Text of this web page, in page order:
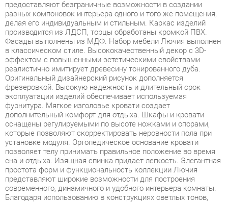
в классическом стиле. Высококачественный декор с 3D-
эффектом с повышенными эстетическими свойствами
реалистично имитирует древесину тонированного дуба.
Оригинальный дизайнерский рисунок дополняется
фрезеровкой. Высокую надежность и длительный срок
эксплуатации изделий обеспечивает используемая
фурнитура. Мягкое изголовье кровати создает
дополнительный комфорт для отдыха. Шкафы и кровати
оснащены регулируемыми по высоте ножками и опорами,
которые позволяют скорректировать неровности пола при
установке модуля. Ортопедическое основание кровати
позволяет телу принимать правильное положение во время
сна и отдыха. Изящная спинка придает легкость. Элегантная
простота форм и функциональность коллекции Лючия
представляют широкие возможности для построения
современного, динамичного и удобного интерьера комнаты.
Благодаря использованию в конструкциях светлых тонов,
внешне мебель воспринимается легкой и невесомой.
Подобная мебель не сужает пространство за счет
лаконичнос
Условия покупки